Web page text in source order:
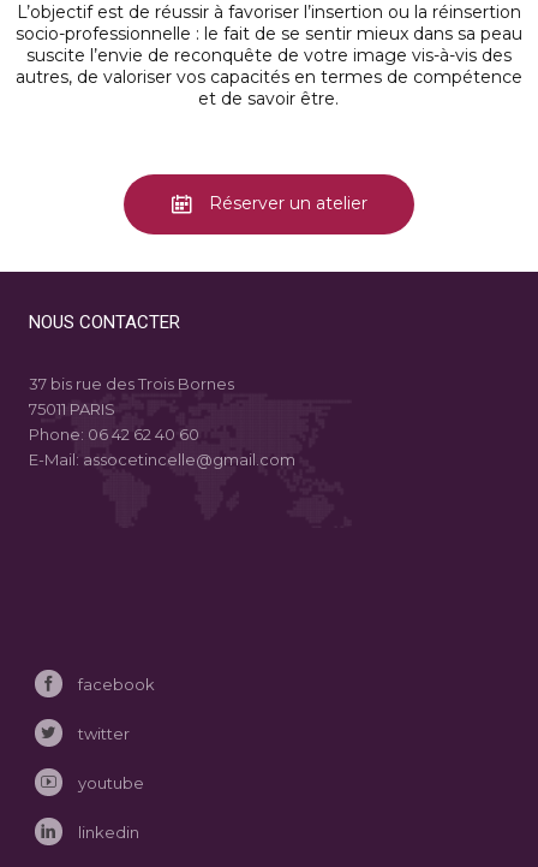
L’objectif est de réussir à favoriser l’insertion ou la réinsertion
socio-professionnelle : le fait de se sentir mieux dans sa peau
suscite l’envie de reconquête de votre image vis-à-vis des
autres, de valoriser vos capacités en termes de compétence
et de savoir être.
Réserver un atelier
NOUS CONTACTER
37 bis rue des Trois Bornes
75011 PARIS
Phone: 06 42 62 40 60
E-Mail: assocetincelle@gmail.com
facebook
twitter
youtube
linkedin